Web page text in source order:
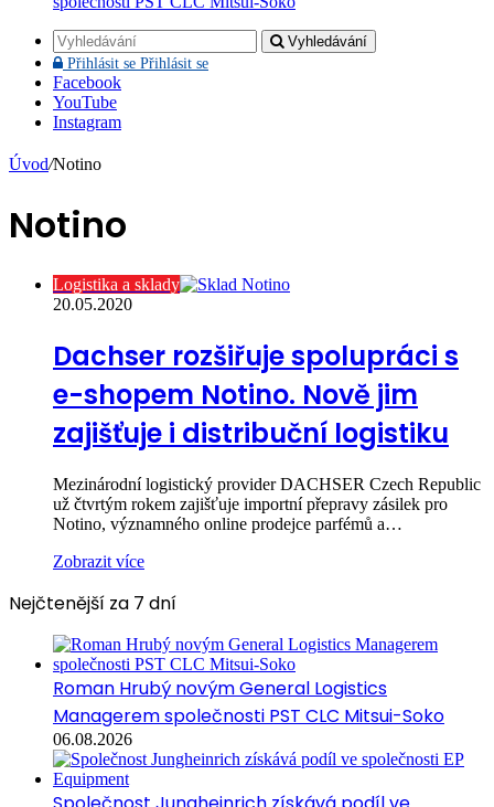
Vyhledávání
Přihlásit se Přihlásit se
Facebook
YouTube
Instagram
Úvod/Notino
Notino
Logistika a sklady
20.05.2020
Dachser rozšiřuje spolupráci s
e-shopem Notino. Nově jim
zajišťuje i distribuční logistiku
Mezinárodní logistický provider DACHSER Czech Republic
už čtvrtým rokem zajišťuje importní přepravy zásilek pro
Notino, významného online prodejce parfémů a…
Zobrazit více
Nejčtenější za 7 dní
Roman Hrubý novým General Logistics
Managerem společnosti PST CLC Mitsui-Soko
06.08.2026